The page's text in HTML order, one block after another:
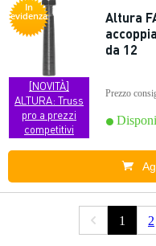
In
evidenza
[NOVITÀ]
ALTURA: Truss
pro a prezzi
competitivi
Altura
da 12
Prezzo
1 2